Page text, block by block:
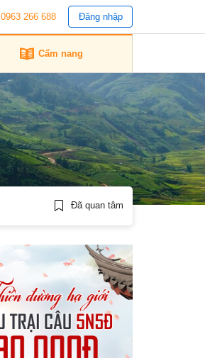
0963 266 688 Đăng nhập
Cẩm nang
Đã quan tâm